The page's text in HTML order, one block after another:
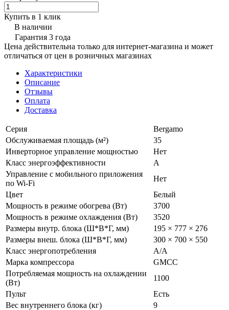
Купить в 1 клик
В наличии
Гарантия 3 года
Цена действительна только для интернет-магазина и может
отличаться от цен в розничных магазинах
Характеристики
Описание
Отзывы
Оплата
Доставка
Серия
Bergamo
Обслуживаемая площадь (м²)
35
Инверторное управление мощностью
Нет
Класс энергоэффективности
A
Управление c мобильного приложения
по Wi-Fi
Нет
Цвет
Белый
Мощность в режиме обогрева (Вт)
3700
Мощность в режиме охлаждения (Вт)
3520
Размеры внутр. блока (Ш*В*Г, мм)
195 × 777 × 276
Размеры внеш. блока (Ш*В*Г, мм)
300 × 700 × 550
Класс энергопотребления
A/A
Марка компрессора
GMCC
Потребляемая мощность на охлаждении
(Вт)
1100
Пульт
Есть
Вес внутреннего блока (кг)
9